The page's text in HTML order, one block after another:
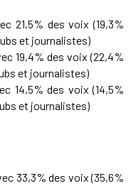
21,5% des voix (19,3%
et journalistes)
19,4% des voix (22,4%
et journalistes)
14,5% des voix (14,5%
et journalistes)
33,3% des voix (35,6%